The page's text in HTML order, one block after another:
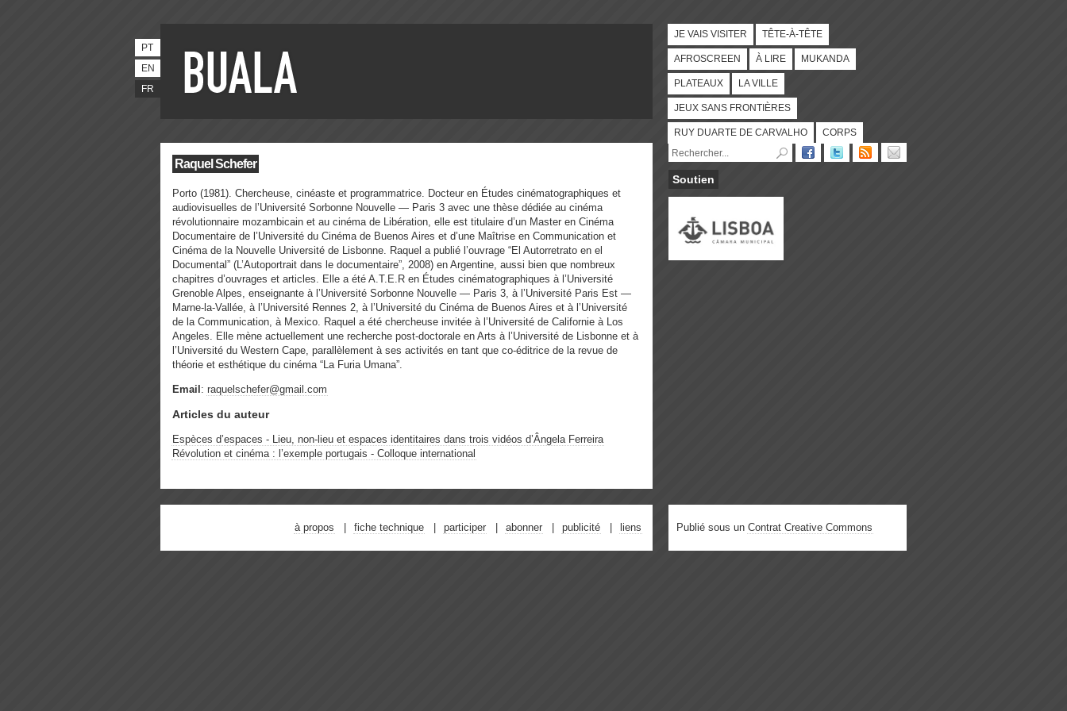
PT
EN
FR
JE VAIS VISITER TÊTE-À-TÊTE
AFROSCREEN À LIRE MUKANDA
PLATEAUX LA VILLE
JEUX SANS FRONTIÈRES
RUY DUARTE DE CARVALHO CORPS
Raquel Schefer
Porto (1981). Chercheuse, cinéaste et programmatrice. Docteur en Études cinématographiques et
audiovisuelles de l’Université Sorbonne Nouvelle — Paris 3 avec une thèse dédiée au cinéma
révolutionnaire mozambicain et au cinéma de Libération, elle est titulaire d’un Master en Cinéma
Documentaire de l’Université du Cinéma de Buenos Aires et d’une Maîtrise en Communication et
Cinéma de la Nouvelle Université de Lisbonne. Raquel a publié l’ouvrage “El Autorretrato en el
Documental” (L’Autoportrait dans le documentaire”, 2008) en Argentine, aussi bien que nombreux
chapitres d’ouvrages et articles. Elle a été A.T.E.R en Études cinématographiques à l’Université
Grenoble Alpes, enseignante à l’Université Sorbonne Nouvelle — Paris 3, à l’Université Paris Est —
Marne-la-Vallée, à l’Université Rennes 2, à l’Université du Cinéma de Buenos Aires et à l’Université
de la Communication, à Mexico. Raquel a été chercheuse invitée à l’Université de Californie à Los
Angeles. Elle mène actuellement une recherche post-doctorale en Arts à l’Université de Lisbonne et à
l’Université du Western Cape, parallèlement à ses activités en tant que co-éditrice de la revue de
théorie et esthétique du cinéma “La Furia Umana”.
Email : raquelschefer@gmail.com
Articles du auteur
Espèces d’espaces - Lieu, non-lieu et espaces identitaires dans trois vidéos d’Ângela Ferreira
Révolution et cinéma : l’exemple portugais - Colloque international
Soutien
à propos fiche technique participer abonner publicité liens Publié sous un Contrat Creative Commons